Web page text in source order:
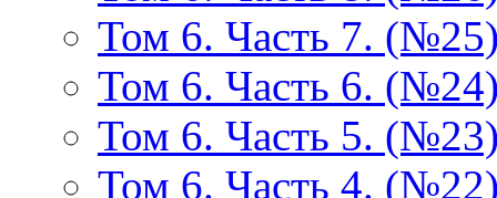
Том 6. Часть 7.
Том 6. Часть 6.
Том 6. Часть 5.
Том 6. Часть 4.